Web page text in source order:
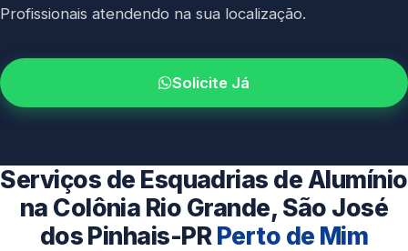
Espelho Sob Medida
Fachada de Vidro
Esquadrias de Alumínio
Profissionais atendendo na sua localização.
Solicite Já
Serviços de Esquadrias de Alumínio
na Colônia Rio Grande, São José
dos Pinhais-PR Perto de Mim